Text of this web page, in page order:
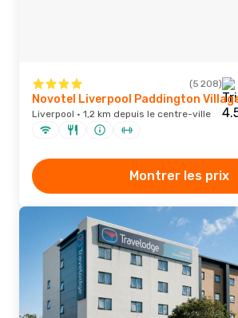
(5 208)
Novotel Liverpool Paddington
Liverpool · 1,2 km depuis le centre-ville
Montrer les prix